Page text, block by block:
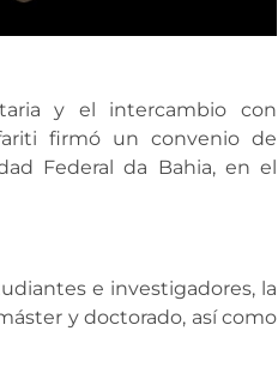
y el intercambio con
firmó un convenio de
Federal da Bahia, en el
e investigadores, la
y doctorado, así como